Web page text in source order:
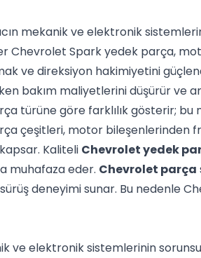
mekanik ve elektronik
Chevrolet Spark yedek parça,
ve direksiyon hakimiyetini
bakım maliyetlerini düşürür ve
türüne göre farklılık gösterir; bu
çeşitleri, motor bileşenlerinden
Kaliteli Chevrolet yedek
muhafaza eder. Chevrolet parça
deneyimi sunar. Bu nedenle
ve elektronik sistemlerinin